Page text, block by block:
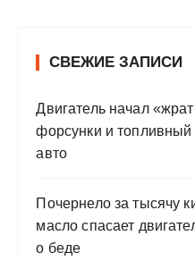
СВЕЖИЕ ЗАПИСИ
Двигатель начал
форсунки и топливный
авто
Почернело за тысячу
масло спасает
о беде